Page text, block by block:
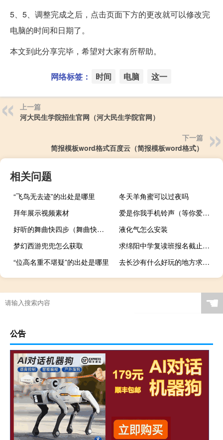
5、5、调整完成之后，点击页面下方的更改就可以修改完
电脑的时间和日期了。
本文到此分享完毕，希望对大家有所帮助。
网络标签： 时间 电脑 这一
上一篇
河大民生学院招生官网（河大民生学院官网）
下一篇
简报模板word格式百度云（简报模板word格式）
相关问题
“飞鸟无去迹”的出处是哪里
冬天羊角蜜可以过夜吗
拜年展示视频素材
爱是你我手机铃声（等你爱我铃声）
好听的舞曲快四步（舞曲快四好听歌曲）
液化气怎么安装
梦幻西游兜兜怎么获取
求绵阳中学复读班报名截止日期
“位高名重不堪疑”的出处是哪里
去长沙有什么好玩的地方求推荐
☚
公告